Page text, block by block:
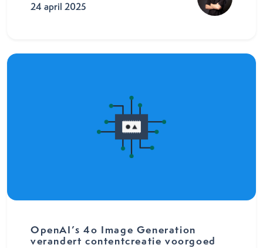
24 april 2025
OpenAI’s 4o Image Generation
verandert contentcreatie voorgoed